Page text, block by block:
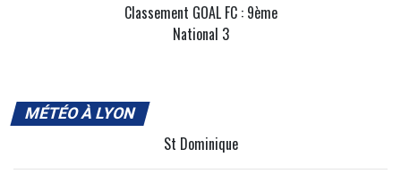
Classement GOAL FC : 9ème
National 3
MÉTÉO À LYON
St Dominique